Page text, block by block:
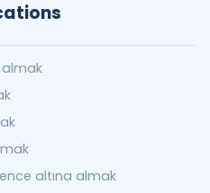
almak
altına almak